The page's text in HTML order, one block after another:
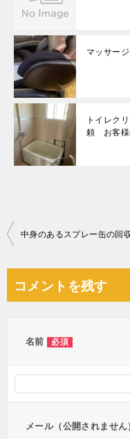
マッサー
トイレク
頼 お客様
投
ビ
コメントを残す
名前 必須
メール（公開されません